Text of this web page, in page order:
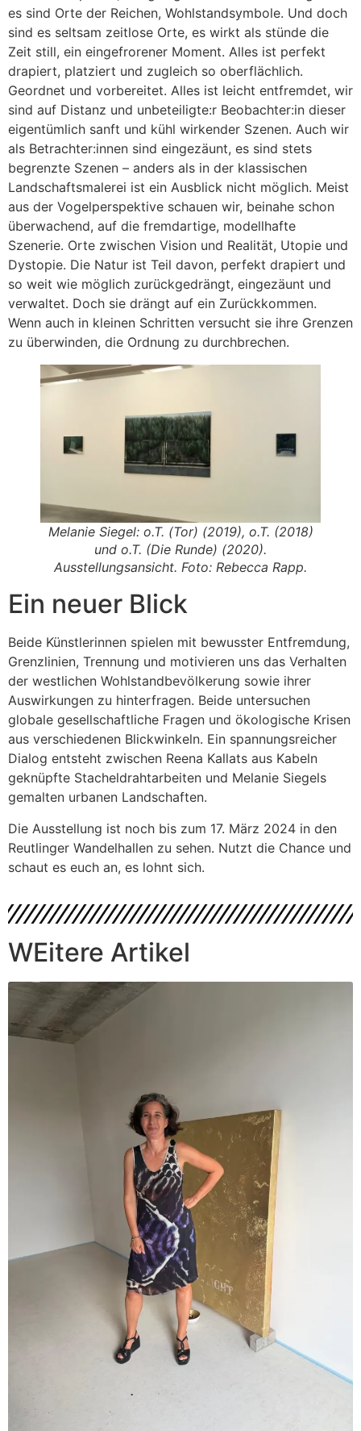
es sind Orte der Reichen, Wohlstandsymbole. Und doch
sind es seltsam zeitlose Orte, es wirkt als stünde die
Zeit still, ein eingefrorener Moment. Alles ist perfekt
drapiert, platziert und zugleich so oberflächlich.
Geordnet und vorbereitet. Alles ist leicht entfremdet, wir
sind auf Distanz und unbeteiligte:r Beobachter:in dieser
eigentümlich sanft und kühl wirkender Szenen. Auch wir
als Betrachter:innen sind eingezäunt, es sind stets
begrenzte Szenen – anders als in der klassischen
Landschaftsmalerei ist ein Ausblick nicht möglich. Meist
aus der Vogelperspektive schauen wir, beinahe schon
überwachend, auf die fremdartige, modellhafte
Szenerie. Orte zwischen Vision und Realität, Utopie und
Dystopie. Die Natur ist Teil davon, perfekt drapiert und
so weit wie möglich zurückgedrängt, eingezäunt und
verwaltet. Doch sie drängt auf ein Zurückkommen.
Wenn auch in kleinen Schritten versucht sie ihre Grenzen
zu überwinden, die Ordnung zu durchbrechen.
Melanie Siegel: o.T. (Tor) (2019), o.T. (2018)
und o.T. (Die Runde) (2020).
Ausstellungsansicht. Foto: Rebecca Rapp.
Ein neuer Blick
Beide Künstlerinnen spielen mit bewusster Entfremdung,
Grenzlinien, Trennung und motivieren uns das Verhalten
der westlichen Wohlstandbevölkerung sowie ihrer
Auswirkungen zu hinterfragen. Beide untersuchen
globale gesellschaftliche Fragen und ökologische Krisen
aus verschiedenen Blickwinkeln. Ein spannungsreicher
Dialog entsteht zwischen Reena Kallats aus Kabeln
geknüpfte Stacheldrahtarbeiten und Melanie Siegels
gemalten urbanen Landschaften.
Die Ausstellung ist noch bis zum 17. März 2024 in den
Reutlinger Wandelhallen zu sehen. Nutzt die Chance und
schaut es euch an, es lohnt sich.
WEitere Artikel